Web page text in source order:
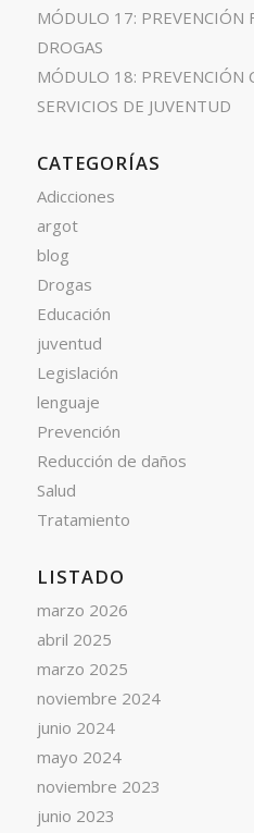
MÓDULO 17: PREVENCIÓN
DROGAS
MÓDULO 18: PREVENCIÓN
SERVICIOS DE JUVENTUD
CATEGORÍAS
Adicciones
argot
blog
Drogas
Educación
juventud
Legislación
lenguaje
Prevención
Reducción de daños
Salud
Tratamiento
LISTADO
marzo 2026
abril 2025
marzo 2025
noviembre 2024
junio 2024
mayo 2024
noviembre 2023
junio 2023